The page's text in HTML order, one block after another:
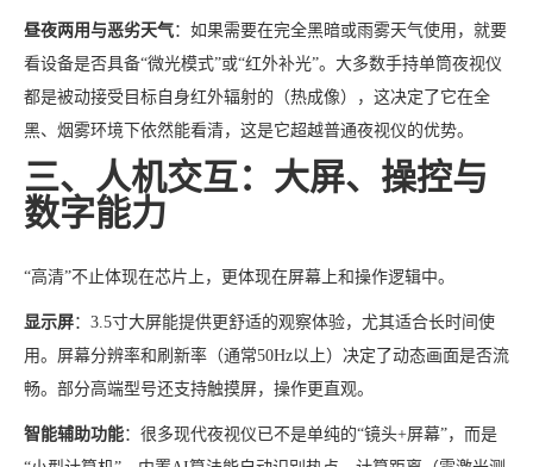
昼夜两用与恶劣天气：如果需要在完全黑暗或雨雾天气使用，就要
看设备是否具备“微光模式”或“红外补光”。大多数手持单筒夜视仪
都是被动接受目标自身红外辐射的（热成像），这决定了它在全
黑、烟雾环境下依然能看清，这是它超越普通夜视仪的优势。
三、人机交互：大屏、操控与
数字能力
“高清”不止体现在芯片上，更体现在屏幕上和操作逻辑中。
显示屏：3.5寸大屏能提供更舒适的观察体验，尤其适合长时间使
用。屏幕分辨率和刷新率（通常50Hz以上）决定了动态画面是否流
畅。部分高端型号还支持触摸屏，操作更直观。
智能辅助功能：很多现代夜视仪已不是单纯的“镜头+屏幕”，而是